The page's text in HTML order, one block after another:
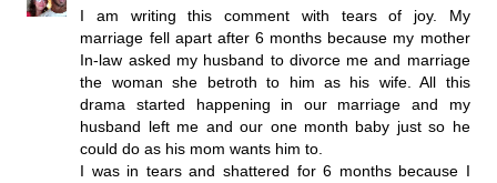
I am writing this comment with tears of joy. My
marriage fell apart after 6 months because my mother
In-law asked my husband to divorce me and marriage
the woman she betroth to him as his wife. All this
drama started happening in our marriage and my
husband left me and our one month baby just so he
could do as his mom wants him to.
I was in tears and shattered for 6 months because I